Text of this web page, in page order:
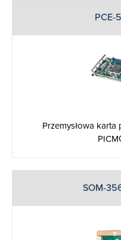
PCE-
Przemysłowa
SOM-